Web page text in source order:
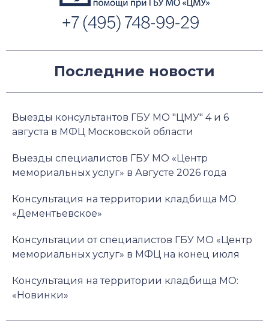
Последние новости
Выезды консультантов ГБУ МО "ЦМУ" 4 и 6
августа в МФЦ Московской области
Выезды специалистов ГБУ МО «Центр
мемориальных услуг» в Августе 2026 года
Консультация на территории кладбища МО
«Дементьевское»
Консультации от специалистов ГБУ МО «Центр
мемориальных услуг» в МФЦ на конец июля
Консультация на территории кладбища МО:
«Новинки»